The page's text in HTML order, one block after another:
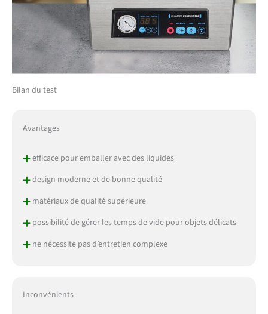
technologie d'aujourd'hui.
Grâce à nos efforts, Elma a
été reconnue grâce à la
qualité et au service que
nous offrons depuis toutes
Bilan du test
Avantages
+efficace pour emballer avec des liquides
+design moderne et de bonne qualité
+matériaux de qualité supérieure
+possibilité de gérer les temps de vide pour objets délicats
+ne nécessite pas d’entretien complexe
Inconvénients